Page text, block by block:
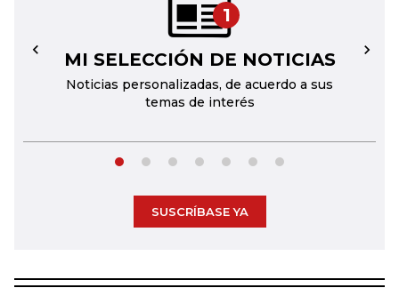
1
MI SELECCIÓN DE NOTICIAS
Noticias personalizadas, de acuerdo a sus
temas de interés
← →
SUSCRÍBASE YA